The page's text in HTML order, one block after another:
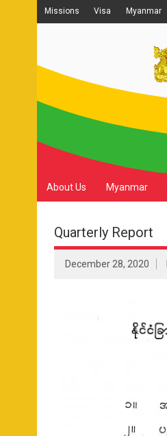
Missions Visa Myanmar
About Us Myanmar
Quarterly Report
December 28, 2020